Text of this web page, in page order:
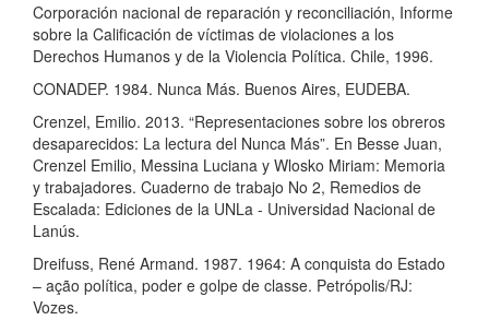
Corporación nacional de reparación y reconciliación, Informe
sobre la Calificación de víctimas de violaciones a los
Derechos Humanos y de la Violencia Política. Chile, 1996.
CONADEP. 1984. Nunca Más. Buenos Aires, EUDEBA.
Crenzel, Emilio. 2013. “Representaciones sobre los obreros
desaparecidos: La lectura del Nunca Más”. En Besse Juan,
Crenzel Emilio, Messina Luciana y Wlosko Miriam: Memoria
y trabajadores. Cuaderno de trabajo No 2, Remedios de
Escalada: Ediciones de la UNLa - Universidad Nacional de
Lanús.
Dreifuss, René Armand. 1987. 1964: A conquista do Estado
– ação política, poder e golpe de classe. Petrópolis/RJ:
Vozes.